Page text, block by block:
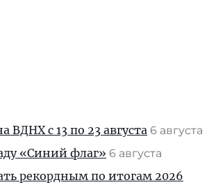
ВДНХ с 13 по 23 августа 6 августа
«Синий флаг» 6 августа
рекордным по итогам 2026